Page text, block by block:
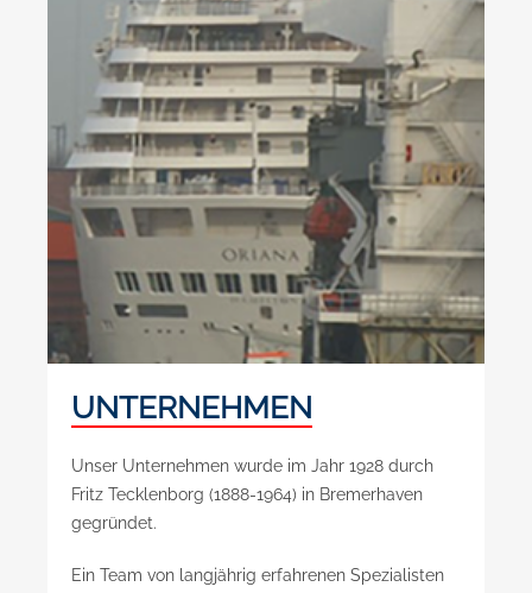
UNTERNEHMEN
Unser Unternehmen wurde im Jahr 1928 durch
Fritz Tecklenborg (1888-1964) in Bremerhaven
gegründet.
Ein Team von langjährig erfahrenen Spezialisten